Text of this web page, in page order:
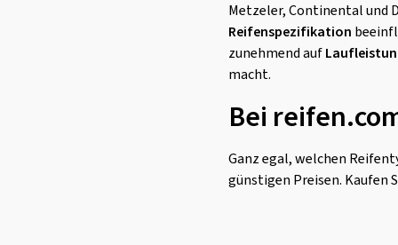
Metzeler, Continental und
Reifenspezifikation
zunehmend auf
macht.
Bei
Ganz egal, welchen
günstigen Preisen. Kaufen